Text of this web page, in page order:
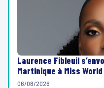
Laurence Fibleuil
Martinique à Miss
06/08/2026